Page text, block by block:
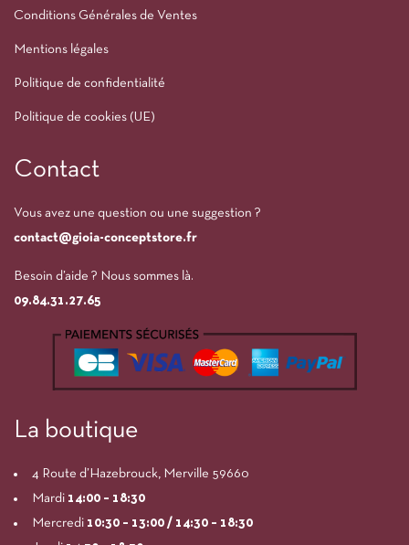
Conditions Générales de Ventes
Mentions légales
Politique de confidentialité
Politique de cookies (UE)
Contact
Vous avez une question ou une suggestion ?
contact@gioia-conceptstore.fr
Besoin d’aide ? Nous sommes là.
09.84.31.27.65
La boutique
4 Route d’Hazebrouck, Merville 59660
Mardi 14:00 – 18:30
Mercredi 10:30 – 13:00 / 14:30 – 18:30